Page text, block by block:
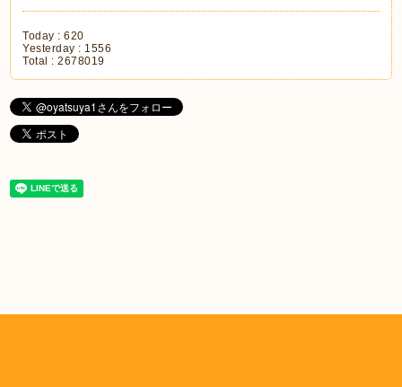
Today :620
Yesterday : 1556
Total :2678019